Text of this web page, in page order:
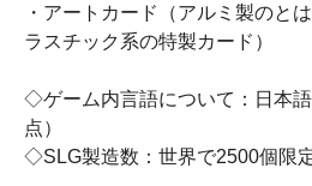
・アートカード（アルミ製のと
ラスチック系の特製カード）
◇ゲーム内言語について：日本
点）
◇SLG製造数：世界で2500個限